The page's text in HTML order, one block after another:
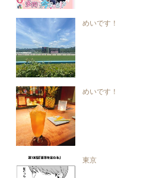
めいです！
めいです！
東京